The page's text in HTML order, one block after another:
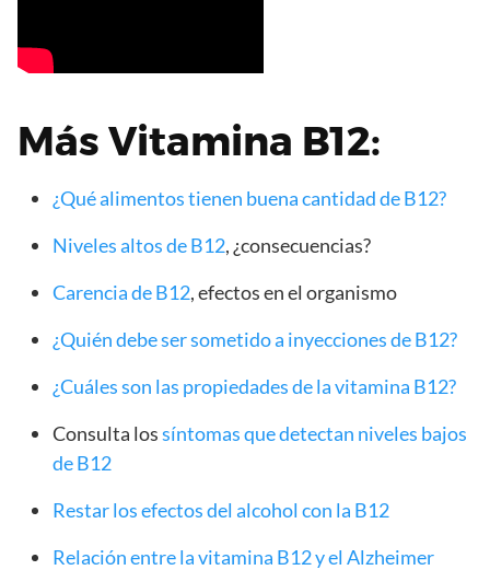
Más Vitamina B12:
¿Qué alimentos tienen buena cantidad de B12?
Niveles altos de B12, ¿consecuencias?
Carencia de B12, efectos en el organismo
¿Quién debe ser sometido a inyecciones de B12?
¿Cuáles son las propiedades de la vitamina B12?
Consulta lossíntomas que detectan niveles bajos
de B12
Restar los efectos del alcohol con la B12
Relación entre la vitamina B12 y el Alzheimer